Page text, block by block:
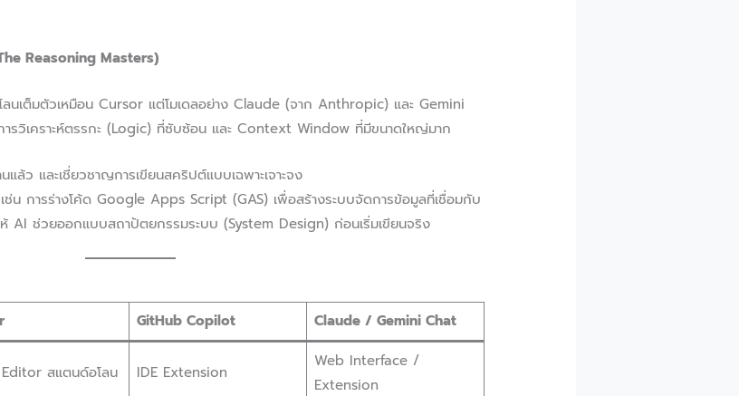
Reasoning Masters)
นเต็มตัวเหมือน Cursor แต่โมเดลอย่าง Claude (จาก Anthropic) และ Gemini
ารวิเคราะห์ตรรกะ (Logic) ที่ซับซ้อน และ Context Window ที่มีขนาดใหญ่มาก
แล้ว และเชี่ยวชาญการเขียนสคริปต์แบบเฉพาะเจาะจง
ช่น การร่างโค้ด Google Apps Script (GAS) เพื่อสร้างระบบจัดการข้อมูลที่เชื่อมกับ
AI ช่วยออกแบบสถาปัตยกรรมระบบ (System Design) ก่อนเริ่มเขียนจริง
GitHub Copilot Claude / Gemini Chat
สแตนด์อโลน IDE Extension
Web Interface /
Extension